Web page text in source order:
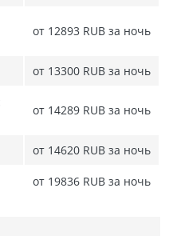
от 12893 RUB за ночь
от 13300 RUB за ночь
от 14289 RUB за ночь
от 14620 RUB за ночь
от 19836 RUB за ночь